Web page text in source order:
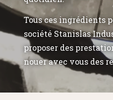
Tous ces ingrédients
société Stanislas
proposer des
nouer avec vous des